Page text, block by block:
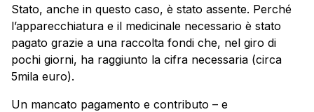
Stato, anche in questo caso, è stato assente. Perché
l’apparecchiatura e il medicinale necessario è stato
pagato grazie a una raccolta fondi che, nel giro di
pochi giorni, ha raggiunto la cifra necessaria (circa
5mila euro).
Un mancato pagamento e contributo – e